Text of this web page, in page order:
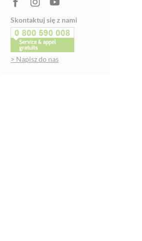
Skontaktuj się z nami
> Napisz do nas